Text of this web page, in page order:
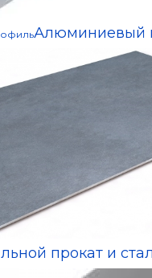
Алюминиевый
прокат и